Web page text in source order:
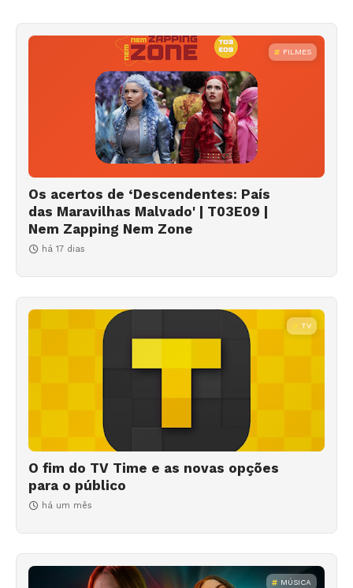
FILMES
Os acertos de ‘Descendentes: País
das Maravilhas Malvado' | T03E09 |
Nem Zapping Nem Zone
há 17 dias
TV
O fim do TV Time e as novas opções
para o público
há um mês
MÚSICA